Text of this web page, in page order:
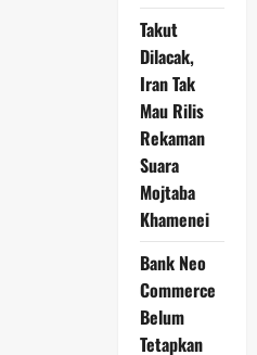
Takut
Dilacak,
Iran Tak
Mau Rilis
Rekaman
Suara
Mojtaba
Khamenei
Bank Neo
Commerce
Belum
Tetapkan